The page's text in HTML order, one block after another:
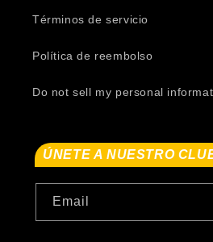
Términos de servicio
Política de reembolso
Do not sell my personal
ÚNETE A NUESTRO
Email